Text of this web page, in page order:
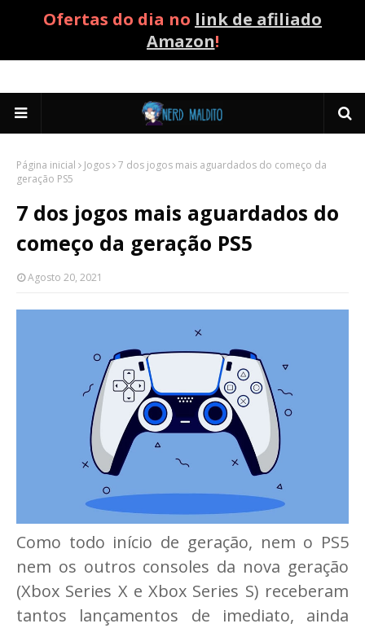
Ofertas do dia no link de afiliado
Amazon!
Página inicial Jogos 7 dos jogos mais aguardados do começo da
geração PS5
7 dos jogos mais aguardados do
começo da geração PS5
Agosto 20, 2021
Como todo início de geração, nem o PS5
nem os outros consoles da nova geração
(Xbox Series X e Xbox Series S) receberam
tantos lançamentos de imediato, ainda